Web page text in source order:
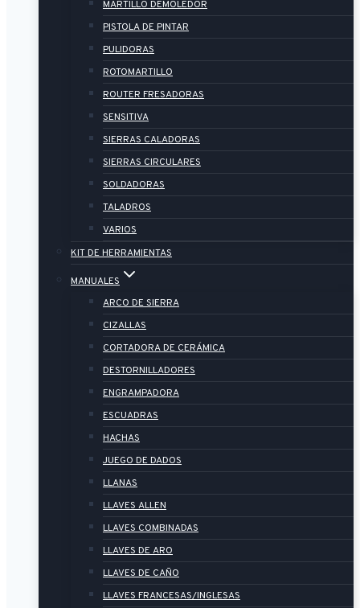
MARTILLO DEMOLEDOR
PISTOLA DE PINTAR
PULIDORAS
ROTOMARTILLO
ROUTER FRESADORAS
SENSITIVA
SIERRAS CALADORAS
SIERRAS CIRCULARES
SOLDADORAS
TALADROS
VARIOS
KIT DE HERRAMIENTAS
MANUALES
ARCO DE SIERRA
CIZALLAS
CORTADORA DE CERÁMICA
DESTORNILLADORES
ENGRAMPADORA
ESCUADRAS
HACHAS
JUEGO DE DADOS
LLANAS
LLAVES ALLEN
LLAVES COMBINADAS
LLAVES DE ARO
LLAVES DE CAÑO
LLAVES FRANCESAS/INGLESAS